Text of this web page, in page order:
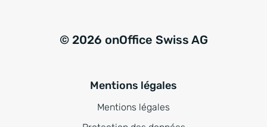
© 2026 onOffice Swiss AG
Mentions légales
Mentions légales